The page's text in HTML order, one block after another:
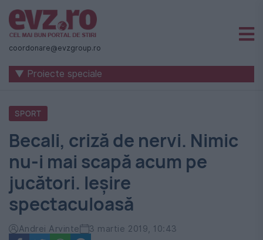
Știri
naționale
internaționale
România
-
Evenimentul
Zilei
coordonare@evzgroup.ro
▼ Proiecte speciale
SPORT
Becali, criză de nervi. Nimic
nu-i mai scapă acum pe
jucători. Ieșire
spectaculoasă
Andrei Arvinte 3 martie 2019, 10:43